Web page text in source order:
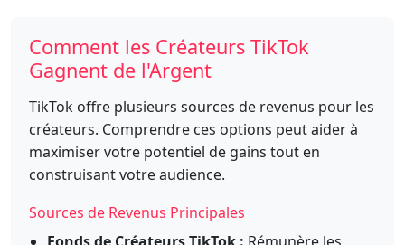
Comment les Créateurs TikTok
Gagnent de l'Argent
TikTok offre plusieurs sources de revenus pour les
créateurs. Comprendre ces options peut aider à
maximiser votre potentiel de gains tout en
construisant votre audience.
Sources de Revenus Principales